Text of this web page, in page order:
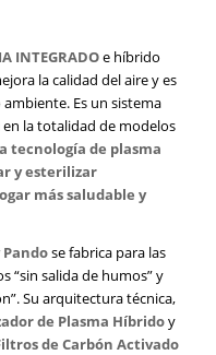
INTEGRADOe híbrido
la calidad del aire y es
Es un sistema
en la totalidad de modelos
tecnología de plasma
y esterilizar
más saludable y
Pandose fabrica para las
“sin salida de humos” y
Su arquitectura técnica,
de Plasma Híbridoy
de Carbón Activado